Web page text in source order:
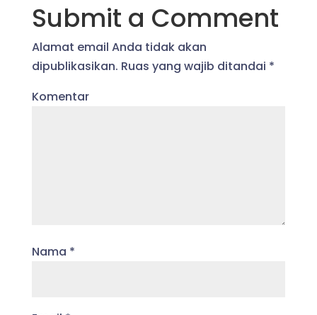
Submit a Comment
Alamat email Anda tidak akan
dipublikasikan. Ruas yang wajib ditandai *
Komentar
Nama *